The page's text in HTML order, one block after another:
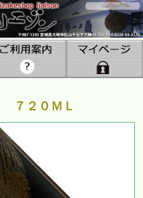
７２０ＭＬ